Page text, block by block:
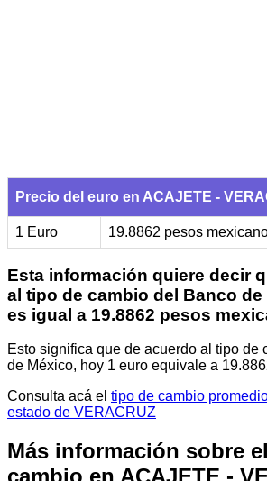
Precio del euro en ACAJETE -
1 Euro 19.8862 pesos
Esta información quiere decir
al tipo de cambio del Banco de
es igual a 19.8862 pesos
Esto significa que de acuerdo al tipo de
de México, hoy 1 euro equivale a
Consulta acá el tipo de cambio
estado de VERACRUZ
Más información sobre